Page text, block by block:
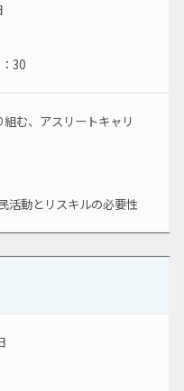
30
む、アスリートキャリ
活動とリスキルの必要性